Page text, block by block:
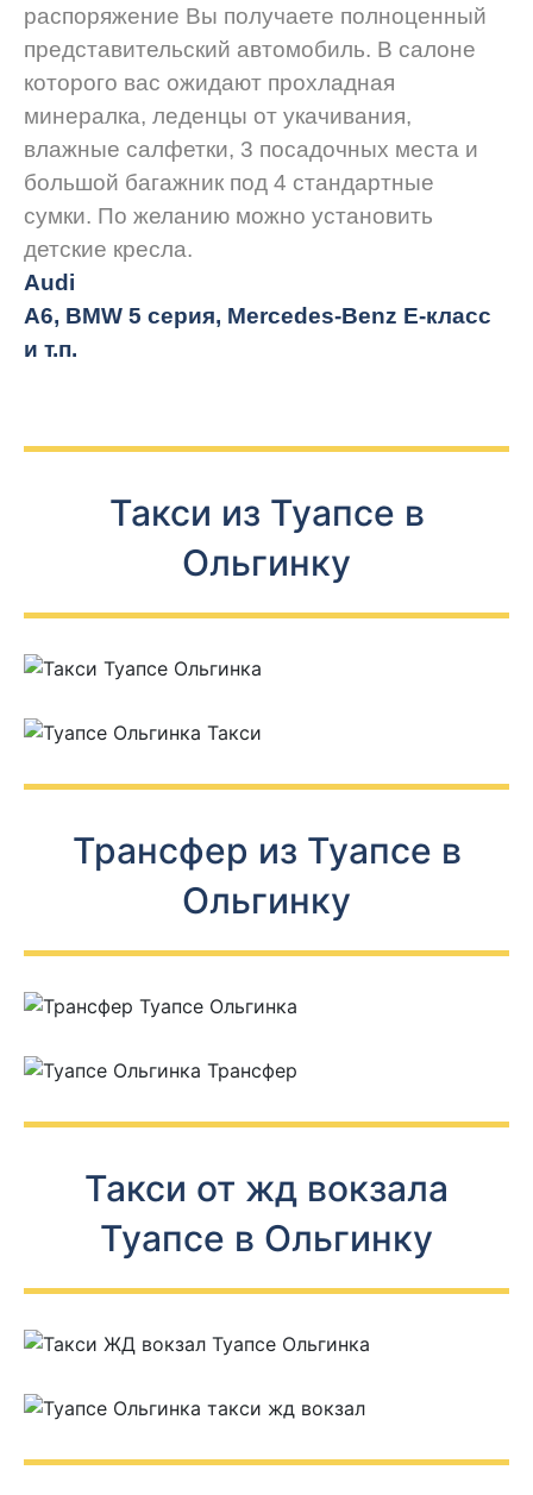
распоряжение Вы получаете полноценный
представительский автомобиль. В салоне
которого вас ожидают прохладная
минералка, леденцы от укачивания,
влажные салфетки, 3 посадочных места и
большой багажник под 4 стандартные
сумки. По желанию можно установить
детские кресла.
Audi
A6, BMW 5 серия, Mercedes-Benz E-класс
и т.п.
Такси из Туапсе в
Ольгинку
Трансфер из Туапсе в
Ольгинку
Такси от жд вокзала
Туапсе в Ольгинку